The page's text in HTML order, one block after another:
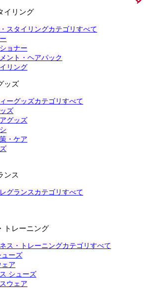
イリング
スタイリングカテゴリすべて
ョナー
ント・ヘアパック
リング
ッズ
ーグッズカテゴリすべて
ズ
グッズ
・ケア
ンス
グランスカテゴリすべて
トレーニング
ス・トレーニングカテゴリすべて
ューズ
ェア
シューズ
ウェア